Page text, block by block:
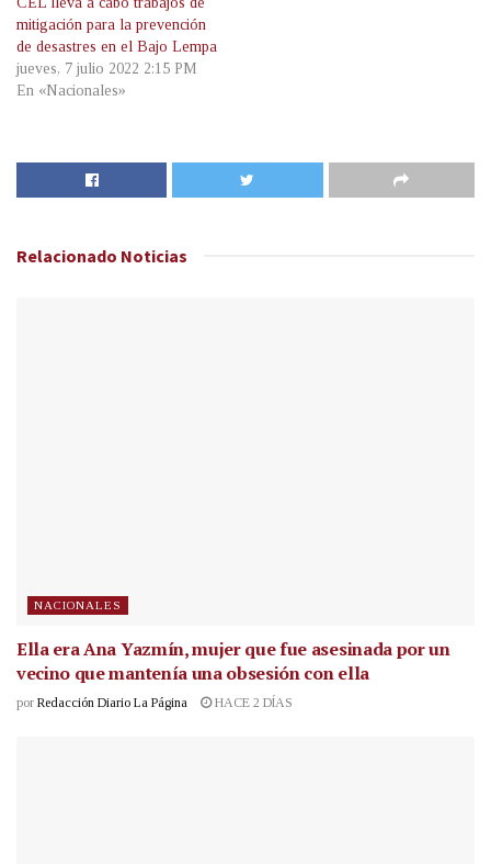
mitigación para la prevención
de desastres en el Bajo Lempa
jueves, 7 julio 2022 2:15 PM
En «Nacionales»
Relacionado Noticias
NACIONALES
Ella era Ana Yazmín, mujer que fue asesinada por un
vecino que mantenía una obsesión con ella
por Redacción Diario La Página HACE 2 DÍAS